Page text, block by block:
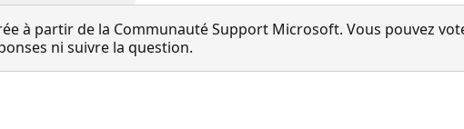
à partir de la Communauté Support Microsoft. Vous pouvez
ni suivre la question.